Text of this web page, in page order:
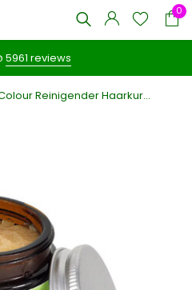
0
5961 reviews
Reinigender Haarkur...